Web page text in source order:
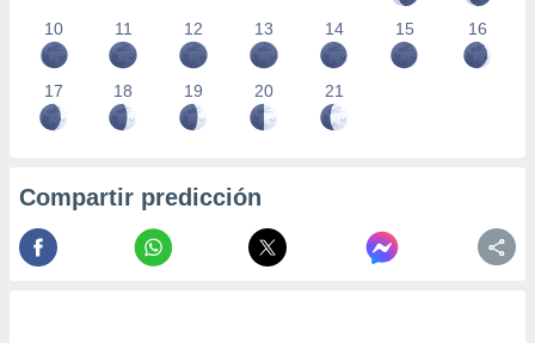
10 11 12 13 14 15 16
17 18 19 20 21
Compartir predicción